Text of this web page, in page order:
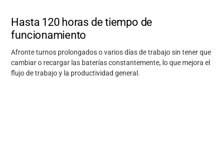
Acerca de nosotros
Carrera
Hasta 120 horas de tiempo de
funcionamiento
Afronte turnos prolongados o varios días de trabajo sin tener que
cambiar o recargar las baterías constantemente, lo que mejora el
flujo de trabajo y la productividad general.